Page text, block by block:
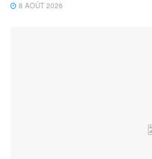
8 AOÛT 2026